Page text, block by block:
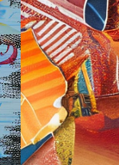
de
conteúdo
imprensa
por
TikTok
Discord
X
Reddit